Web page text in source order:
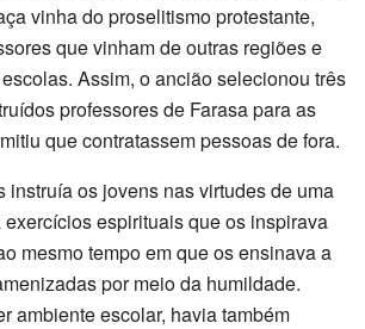
vinha do proselitismo protestante,
que vinham de outras regiões e
Assim, o ancião selecionou três
professores de Farasa para as
que contratassem pessoas de fora.
instruía os jovens nas virtudes de uma
espirituais que os inspirava
mesmo tempo em que os ensinava a
por meio da humildade.
ambiente escolar, havia também